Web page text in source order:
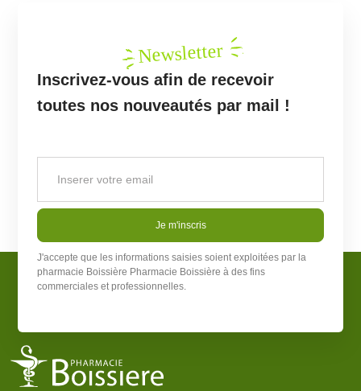
Newsletter
Inscrivez-vous afin de recevoir
toutes nos nouveautés par mail !
Je m'inscris
J'accepte que les informations saisies soient exploitées par la
pharmacie Boissière Pharmacie Boissière à des fins
commerciales et professionnelles.